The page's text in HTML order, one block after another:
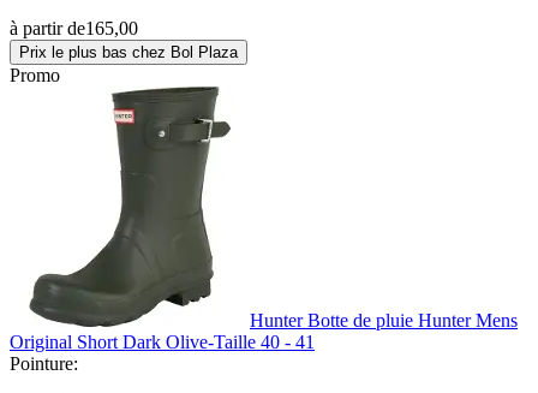
à partir de165,00
Prix le plus bas chez Bol Plaza
Promo
Hunter Botte de pluie Hunter Mens
Original Short Dark Olive-Taille 40 - 41
Pointure: